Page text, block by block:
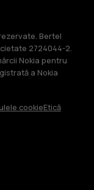
Bertel
2724044-2.
Nokia pentru
a Nokia
cookieEtică